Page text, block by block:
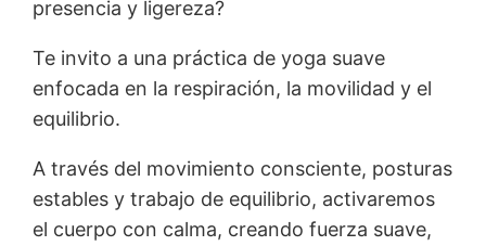
presencia y ligereza?
Te invito a una práctica de yoga suave
enfocada en la respiración, la movilidad y el
equilibrio.
A través del movimiento consciente, posturas
estables y trabajo de equilibrio, activaremos
el cuerpo con calma, creando fuerza suave,